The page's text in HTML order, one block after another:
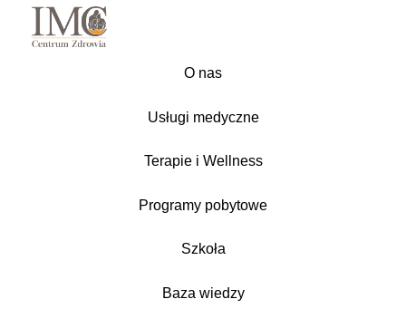
O nas
Usługi medyczne
Terapie i Wellness
Programy pobytowe
Szkoła
Baza wiedzy